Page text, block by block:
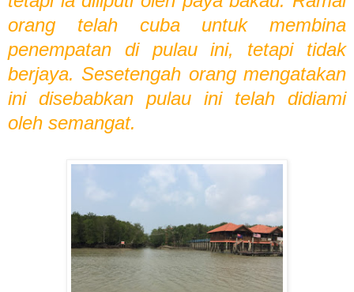
orang telah cuba untuk membina
penempatan di pulau ini, tetapi tidak
berjaya. Sesetengah orang mengatakan
ini disebabkan pulau ini telah didiami
oleh semangat.